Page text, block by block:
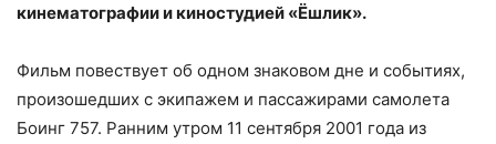
кинематографии и киностудией «Ёшлик».
Фильм повествует об одном знаковом дне и событиях,
произошедших с экипажем и пассажирами самолета
Боинг 757. Ранним утром 11 сентября 2001 года из